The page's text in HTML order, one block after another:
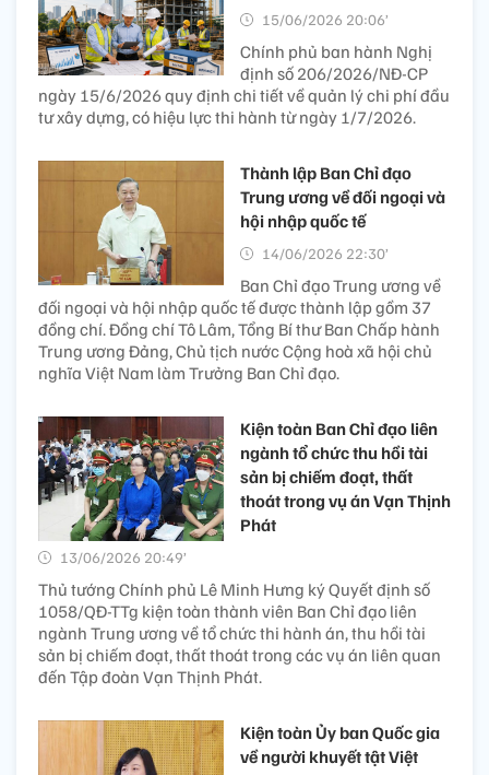
15/06/2026 20:06’
Chính phủ ban hành Nghị
định số 206/2026/NĐ-CP
ngày 15/6/2026 quy định chi tiết về quản lý chi phí đầu
tư xây dựng, có hiệu lực thi hành từ ngày 1/7/2026.
Thành lập Ban Chỉ đạo
Trung ương về đối ngoại và
hội nhập quốc tế
14/06/2026 22:30’
Ban Chỉ đạo Trung ương về
đối ngoại và hội nhập quốc tế được thành lập gồm 37
đồng chí. Đồng chí Tô Lâm, Tổng Bí thư Ban Chấp hành
Trung ương Đảng, Chủ tịch nước Cộng hoà xã hội chủ
nghĩa Việt Nam làm Trưởng Ban Chỉ đạo.
Kiện toàn Ban Chỉ đạo liên
ngành tổ chức thu hồi tài
sản bị chiếm đoạt, thất
thoát trong vụ án Vạn Thịnh
Phát
13/06/2026 20:49’
Thủ tướng Chính phủ Lê Minh Hưng ký Quyết định số
1058/QĐ-TTg kiện toàn thành viên Ban Chỉ đạo liên
ngành Trung ương về tổ chức thi hành án, thu hồi tài
sản bị chiếm đoạt, thất thoát trong các vụ án liên quan
đến Tập đoàn Vạn Thịnh Phát.
Kiện toàn Ủy ban Quốc gia
về người khuyết tật Việt